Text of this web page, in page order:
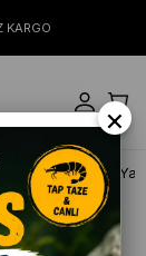
KARGO
Tavuklu
×